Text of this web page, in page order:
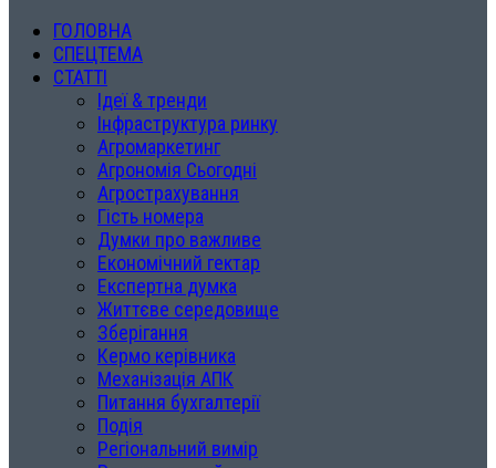
ГОЛОВНА
СПЕЦТЕМА
СТАТТІ
Ідеї & тренди
Інфраструктура ринку
Агромаркетинг
Агрономія Сьогодні
Агрострахування
Гість номера
Думки про важливе
Економічний гектар
Експертна думка
Життєве середовище
Зберігання
Кермо керівника
Механізація АПК
Питання бухгалтерії
Подія
Регіональний вимір